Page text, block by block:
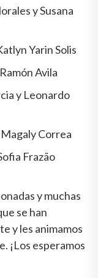
y Susana
Yarin Solis
Avila
y Leonardo
Correa
Frazão
y muchas
se han
y les animamos
¡Los esperamos